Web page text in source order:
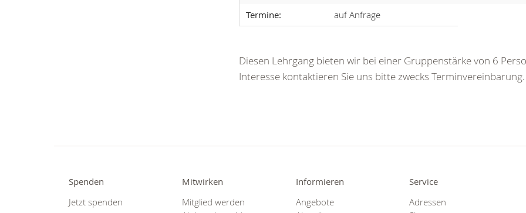
Termine:
auf Anfrage
Diesen Lehrgang bieten wir bei einer Gruppenstärke von 6
Interesse kontaktieren Sie uns bitte zwecks Terminvereinbarung.
Spenden
Jetzt spenden
Mitwirken
Mitglied werden
Informieren
Angebote
Service
Adressen